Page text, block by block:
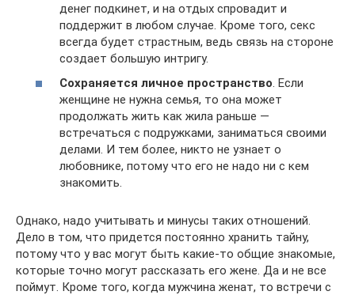
денег подкинет, и на отдых спровадит и
поддержит в любом случае. Кроме того, секс
всегда будет страстным, ведь связь на стороне
создает большую интригу.
Сохраняется личное пространство. Если
женщине не нужна семья, то она может
продолжать жить как жила раньше —
встречаться с подружками, заниматься своими
делами. И тем более, никто не узнает о
любовнике, потому что его не надо ни с кем
знакомить.
Однако, надо учитывать и минусы таких отношений.
Дело в том, что придется постоянно хранить тайну,
потому что у вас могут быть какие-то общие знакомые,
которые точно могут рассказать его жене. Да и не все
поймут. Кроме того, когда мужчина женат, то встречи с